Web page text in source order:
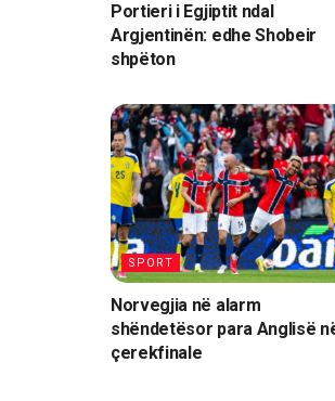
Portieri i Egjiptit ndal
Argjentinën: edhe Shobeir
shpëton
SPORT
Norvegjia në alarm
shëndetësor para Anglisë
çerekfinale